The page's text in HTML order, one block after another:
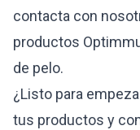
contacta con
productos
de pelo.
¿Listo para
tus productos y